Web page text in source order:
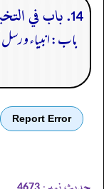
14. باب في التخيير بين الأنبياء عليهم الصلاة والسلام
باب: انبیاء و
Report Error